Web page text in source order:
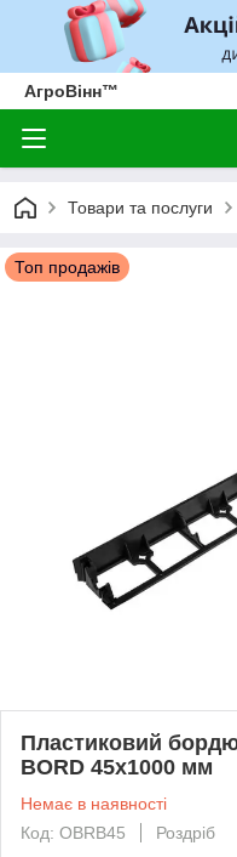
АгроВінн™
Товари та послуги
Топ продажів
Пластиковий
BORD 45х1000 мм
Немає в наявності
Код: OBRB45
Роздріб